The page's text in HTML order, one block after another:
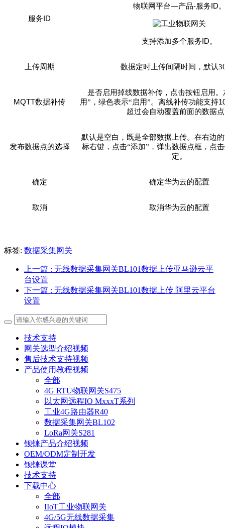
服务ID
物联网平台—产品-服务ID
支持添加多个服务ID。
上传周期 数据定时上传间隔时间，默认3
MQTT数据补传
是否启用掉线数据补传， 点击按钮启用
用”，绿色表示“启用”。离线补传功能支持1
超过会自动覆盖前面的数据
发布数据点的选择
默认是空白，既是全部数据上传。在右边
标右键，点击“添加”，弹出数据点框，点
定。
确定 确定华为云的配置
取消 取消华为云的配置
标签: 数据采集网关
上一篇 : 无线数据采集网关BL101数据上传亚马逊云平
台设置
下一篇 : 无线数据采集网关BL101数据上传 阿里云平台
设置
技术支持
网关选型介绍视频
售后技术支持视频
产品使用教程视频
全部
4G RTU物联网关S475
以太网远程IO MxxxT系列
工业4G路由器R40
数据采集网关BL102
LoRa网关S281
钡铼产品介绍视频
OEM/ODM定制开发
钡铼课堂
技术支持
下载中心
全部
IIoT工业物联网关
4G/5G无线数据采集